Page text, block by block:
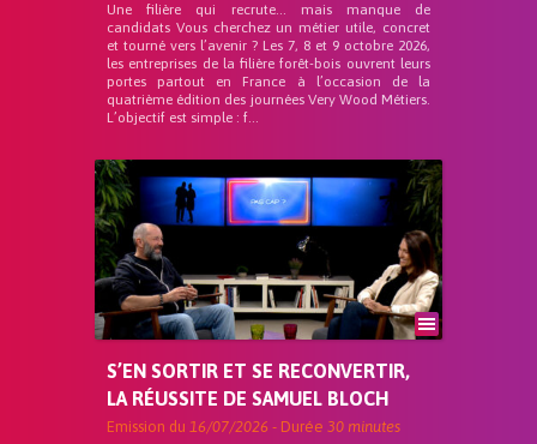
Une filière qui recrute… mais manque de
candidats Vous cherchez un métier utile, concret
et tourné vers l’avenir ? Les 7, 8 et 9 octobre 2026,
les entreprises de la filière forêt-bois ouvrent leurs
portes partout en France à l’occasion de la
quatrième édition des journées Very Wood Métiers.
L’objectif est simple : f...
S’EN SORTIR ET SE RECONVERTIR,
LA RÉUSSITE DE SAMUEL BLOCH
Emission du 16/07/2026 - Durée 30 minutes